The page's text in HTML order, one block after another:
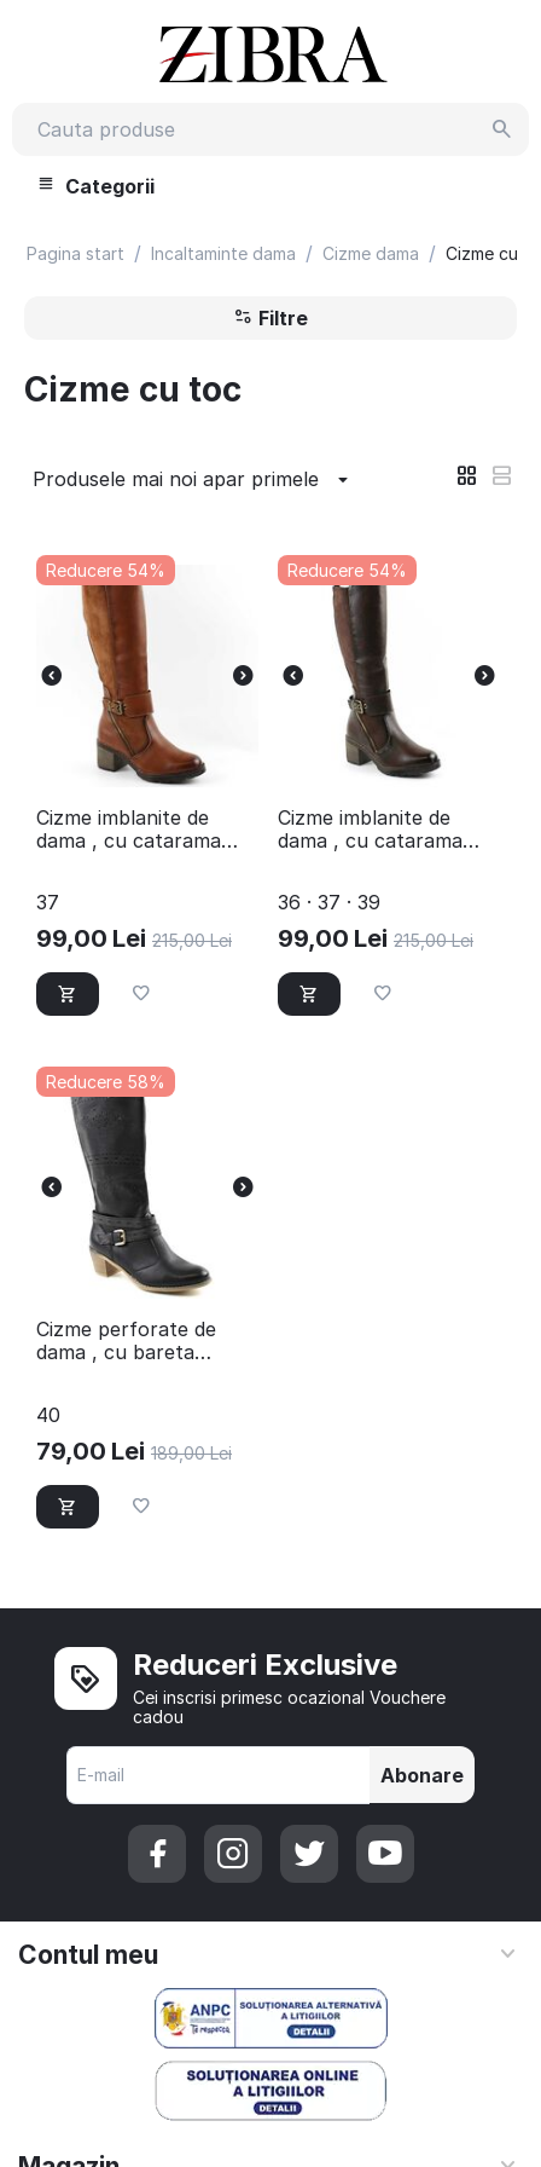
Categorii
Pagina start / Incaltaminte dama / Cizme dama / Cizme cu
Filtre
Cizme cu toc
Produsele mai noi apar primele
Reducere 54%
Cizme imblanite de
dama , cu catarama
37
99,00 Lei 215,00 Lei
Reducere 54%
​Cizme imblanite de
dama , cu catarama
36 · 37 · 39
99,00 Lei 215,00 Lei
Reducere 58%
​Cizme perforate de
dama , cu bareta
40
79,00 Lei 189,00 Lei
Reduceri Exclusive
Cei inscrisi primesc ocazional Vouchere
cadou
Abonare
Contul meu